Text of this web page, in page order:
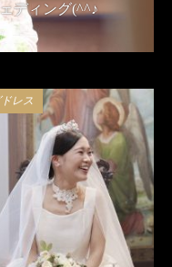
ディング(^^♪
レス